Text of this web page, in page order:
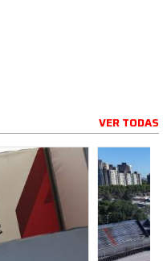
VER TODAS